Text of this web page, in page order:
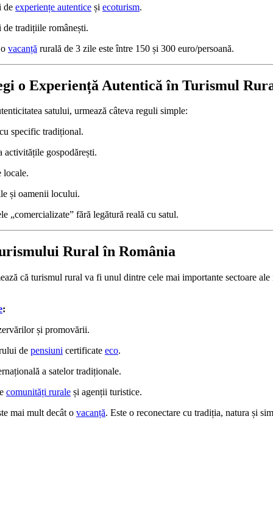
de experiențe autentice și ecoturism.
tradițiile românești.
vacanță rurală de 3 zile este între 150 și 300 euro/persoană.
o Experiență Autentică în Turismul
satului, urmează câteva reguli simple:
specific tradițional.
activitățile gospodărești.
locale.
și oamenii locului.
„comercializate” fără legătură reală cu satul.
Rural în România
că turismul rural va fi unul dintre cele mai importante sectoare
:
și promovării.
de pensiuni certificate eco.
a satelor tradiționale.
comunități rurale și agenții turistice.
mai mult decât o vacanță. Este o reconectare cu tradiția, natura și